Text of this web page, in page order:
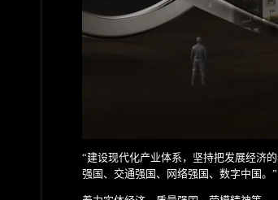
“建设现代化产业体系，坚持把发展经济
强国、交通强国、网络强国、数字中国。”